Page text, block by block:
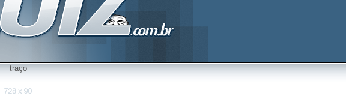
traço